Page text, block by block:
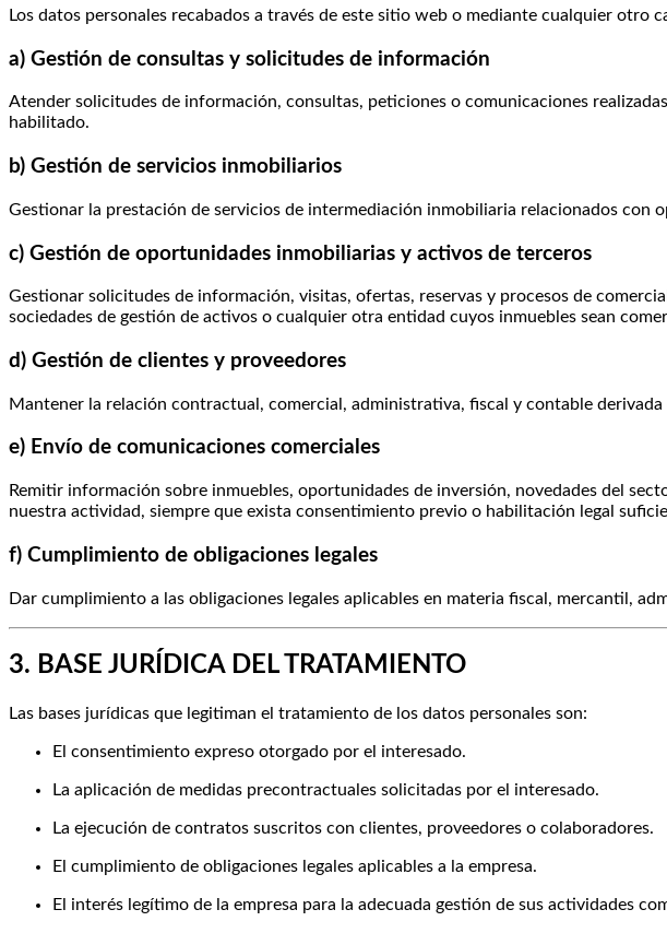
Los datos personales recabados a través de este sitio web o mediante cualquier otro
a) Gestión de consultas y solicitudes de información
Atender solicitudes de información, consultas, peticiones o comunicaciones
habilitado.
b) Gestión de servicios inmobiliarios
Gestionar la prestación de servicios de intermediación inmobiliaria relacionados con
c) Gestión de oportunidades inmobiliarias y activos de terceros
Gestionar solicitudes de información, visitas, ofertas, reservas y procesos de
sociedades de gestión de activos o cualquier otra entidad cuyos inmuebles sean
d) Gestión de clientes y proveedores
Mantener la relación contractual, comercial, administrativa, fiscal y contable
e) Envío de comunicaciones comerciales
Remitir información sobre inmuebles, oportunidades de inversión, novedades del
nuestra actividad, siempre que exista consentimiento previo o habilitación legal
f) Cumplimiento de obligaciones legales
Dar cumplimiento a las obligaciones legales aplicables en materia fiscal, mercantil,
3. BASE JURÍDICA DEL TRATAMIENTO
Las bases jurídicas que legitiman el tratamiento de los datos personales son:
El consentimiento expreso otorgado por el interesado.
La aplicación de medidas precontractuales solicitadas por el interesado.
La ejecución de contratos suscritos con clientes, proveedores o colaboradores.
El cumplimiento de obligaciones legales aplicables a la empresa.
El interés legítimo de la empresa para la adecuada gestión de sus actividades